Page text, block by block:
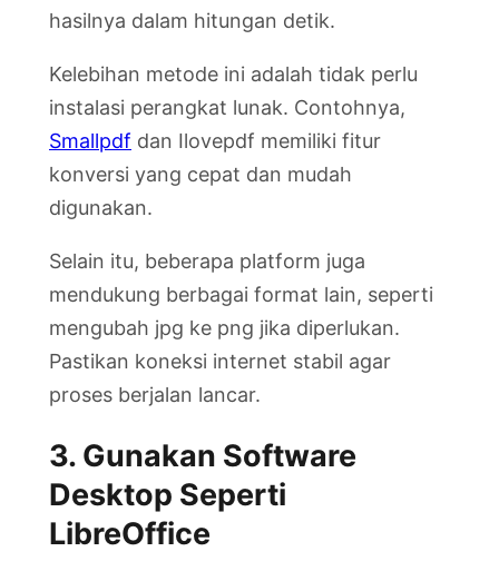
hasilnya dalam hitungan detik.
Kelebihan metode ini adalah tidak perlu
instalasi perangkat lunak. Contohnya,
Smallpdf dan Ilovepdf memiliki fitur
konversi yang cepat dan mudah
digunakan.
Selain itu, beberapa platform juga
mendukung berbagai format lain, seperti
mengubah jpg ke png jika diperlukan.
Pastikan koneksi internet stabil agar
proses berjalan lancar.
3. Gunakan Software
Desktop Seperti
LibreOffice